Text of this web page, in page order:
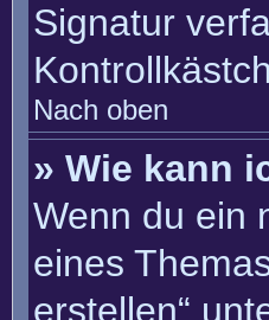
Signatur
Nach oben
» Wie kann
Wenn du ein
eines
erstellen“